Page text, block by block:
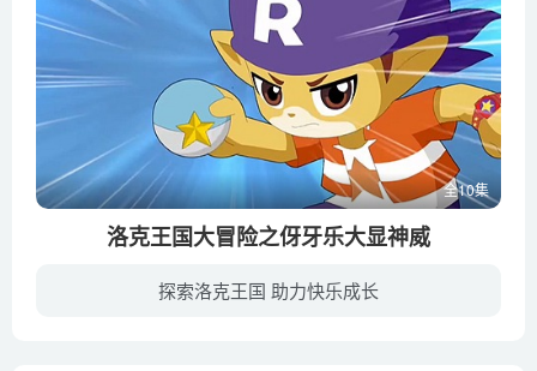
全10集
洛克王国大冒险之伢牙乐大显神威
探索洛克王国 助力快乐成长